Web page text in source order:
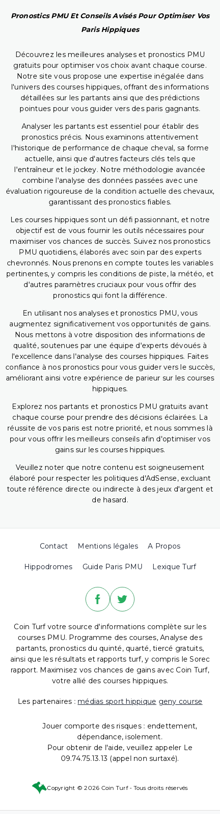
Pronostics PMU Et Conseils Avisés Pour Optimiser Vos
Paris Hippiques
Découvrez les meilleures analyses et pronostics PMU
gratuits pour optimiser vos choix avant chaque course.
Notre site vous propose une expertise inégalée dans
l'univers des courses hippiques, offrant des informations
détaillées sur les partants ainsi que des prédictions
pointues pour vous guider vers des paris gagnants.
Analyser les partants est essentiel pour établir des
pronostics précis. Nous examinons attentivement
l'historique de performance de chaque cheval, sa forme
actuelle, ainsi que d'autres facteurs clés tels que
l'entraîneur et le jockey. Notre méthodologie avancée
combine l'analyse des données passées avec une
évaluation rigoureuse de la condition actuelle des chevaux,
garantissant des pronostics fiables.
Les courses hippiques sont un défi passionnant, et notre
objectif est de vous fournir les outils nécessaires pour
maximiser vos chances de succès. Suivez nos pronostics
PMU quotidiens, élaborés avec soin par des experts
chevronnés. Nous prenons en compte toutes les variables
pertinentes, y compris les conditions de piste, la météo, et
d'autres paramètres cruciaux pour vous offrir des
pronostics qui font la différence.
En utilisant nos analyses et pronostics PMU, vous
augmentez significativement vos opportunités de gains.
Nous mettons à votre disposition des informations de
qualité, soutenues par une équipe d'experts dévoués à
l'excellence dans l'analyse des courses hippiques. Faites
confiance à nos pronostics pour vous guider vers le succès,
améliorant ainsi votre expérience de parieur sur les courses
hippiques.
Explorez nos partants et pronostics PMU gratuits avant
chaque course pour prendre des décisions éclairées. La
réussite de vos paris est notre priorité, et nous sommes là
pour vous offrir les meilleurs conseils afin d'optimiser vos
gains sur les courses hippiques.
Veuillez noter que notre contenu est soigneusement
élaboré pour respecter les politiques d'AdSense, excluant
toute référence directe ou indirecte à des jeux d'argent et
de hasard.
Contact Mentions légales A Propos
Hippodromes Guide Paris PMU Lexique Turf
Coin Turf votre source d'informations complète sur les
courses PMU. Programme des courses, Analyse des
partants, pronostics du quinté, quarté, tiercé gratuits,
ainsi que les résultats et rapports turf, y compris le Sorec
rapport. Maximisez vos chances de gains avec Coin Turf,
votre allié des courses hippiques.
Les partenaires : médias sport hippique geny course
Jouer comporte des risques : endettement,
dépendance, isolement.
Pour obtenir de l'aide, veuillez appeler Le
09.74.75.13.13 (appel non surtaxé).
Copyright © 2026 Coin Turf - Tous droits réservés